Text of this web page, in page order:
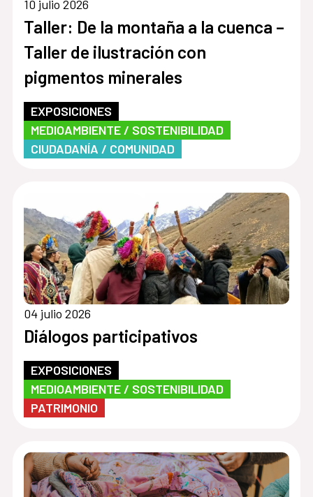
10 julio 2026
Taller: De la montaña a la cuenca –
Taller de ilustración con
pigmentos minerales
EXPOSICIONES
MEDIOAMBIENTE / SOSTENIBILIDAD
CIUDADANÍA / COMUNIDAD
04 julio 2026
Diálogos participativos
EXPOSICIONES
MEDIOAMBIENTE / SOSTENIBILIDAD
PATRIMONIO